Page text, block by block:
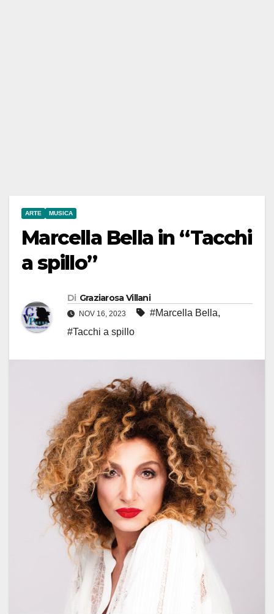
ARTE MUSICA
Marcella Bella in “Tacchi
a spillo”
Di Graziarosa Villani
NOV 16, 2023 #Marcella Bella,
#Tacchi a spillo